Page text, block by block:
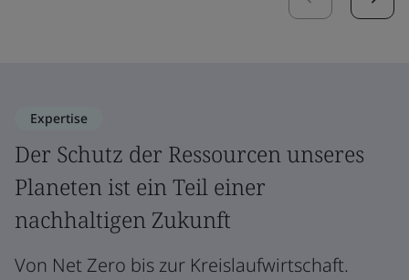
Expertise
Der Schutz der Ressourcen unseres
Planeten ist ein Teil einer
nachhaltigen Zukunft
Von Net Zero bis zur Kreislaufwirtschaft.